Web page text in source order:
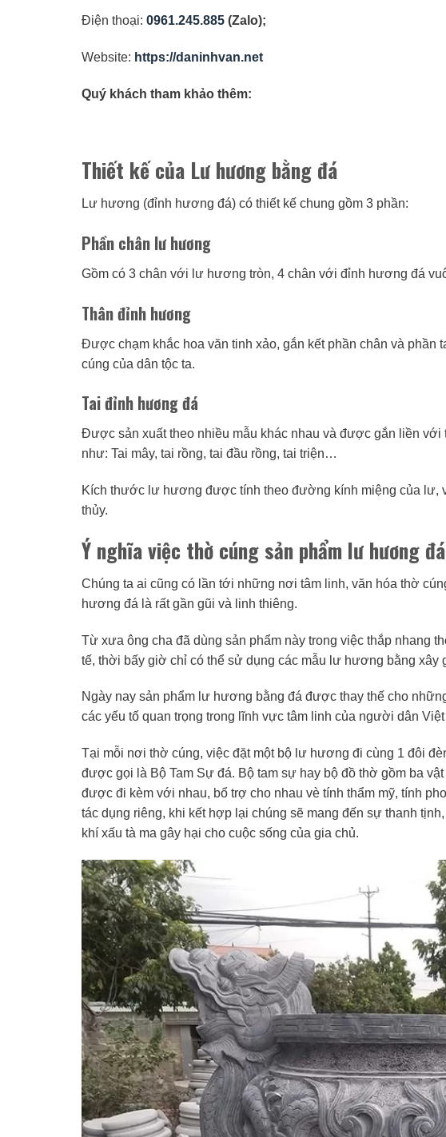
Điện thoại: 0961.245.885 (Zalo);
Website: https://daninhvan.net
Quý khách tham khảo thêm:
Thiết kế của Lư hương bằng đá
Lư hương (đỉnh hương đá) có thiết kế chung gồm 3 phần:
Phần chân lư hương
Gồm có 3 chân với lư hương tròn, 4 chân với đỉnh hương đá
Thân đỉnh hương
Được chạm khắc hoa văn tinh xảo, gắn kết phần chân và phần
cúng của dân tộc ta.
Tai đỉnh hương đá
Được sản xuất theo nhiều mẫu khác nhau và được gắn liền
như: Tai mây, tai rồng, tai đầu rồng, tai triện…
Kích thước lư hương được tính theo đường kính miệng của lư,
thủy.
Ý nghĩa việc thờ cúng sản phẩm lư hương
Chúng ta ai cũng có lần tới những nơi tâm linh, văn hóa thờ
hương đá là rất gần gũi và linh thiêng.
Từ xưa ông cha đã dùng sản phẩm này trong việc thắp nhang
tế, thời bấy giờ chỉ có thể sử dụng các mẫu lư hương bằng xây
Ngày nay sản phẩm lư hương bằng đá được thay thế cho
các yếu tố quan trọng trong lĩnh vực tâm linh của người dân Việt
Tại mỗi nơi thờ cúng, việc đặt một bộ lư hương đi cùng 1 đôi
được gọi là Bộ Tam Sự đá. Bộ tam sự hay bộ đồ thờ gồm ba
được đi kèm với nhau, bổ trợ cho nhau vè tính thẩm mỹ, tính
tác dụng riêng, khi kết hợp lại chúng sẽ mang đến sự thanh
khí xấu tà ma gây hại cho cuộc sống của gia chủ.